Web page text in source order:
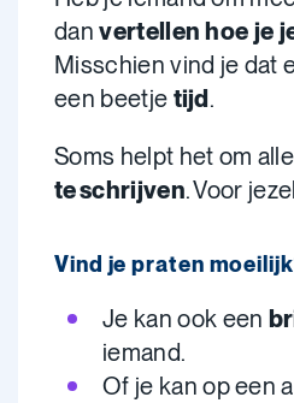
danvertellen hoe je
Misschien vind je dat
een beetje tijd.
Soms helpt het om
te schrijven. Voor
Vind je praten
Je kan ook een
iemand.
Of je kan op een